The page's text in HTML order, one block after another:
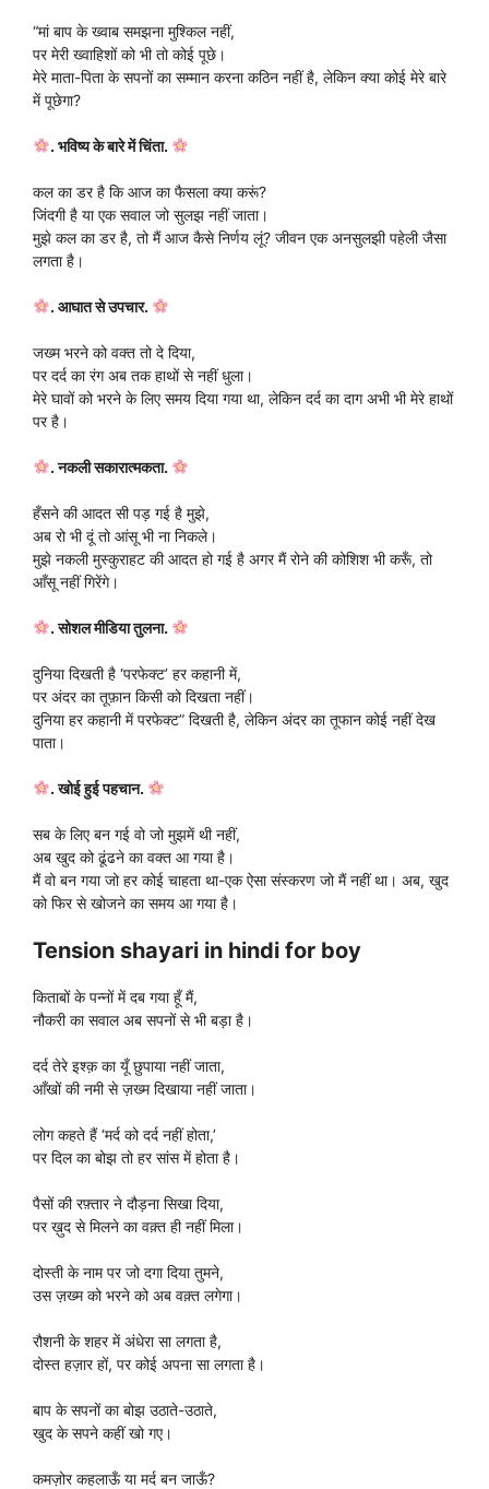
“मां बाप के ख्वाब समझना मुश्किल नहीं,
पर मेरी ख्वाहिशों को भी तो कोई पूछे।
मेरे माता-पिता के सपनों का सम्मान करना कठिन नहीं है, लेकिन क्या कोई मेरे बारे
में पूछेगा?
. भविष्य के बारे में चिंता.
कल का डर है कि आज का फैसला क्या करूं?
जिंदगी है या एक सवाल जो सुलझ नहीं जाता।
मुझे कल का डर है, तो मैं आज कैसे निर्णय लूं? जीवन एक अनसुलझी पहेली जैसा
लगता है।
. आघात से उपचार.
जख्म भरने को वक्त तो दे दिया,
पर दर्द का रंग अब तक हाथों से नहीं धुला।
मेरे घावों को भरने के लिए समय दिया गया था, लेकिन दर्द का दाग अभी भी मेरे हाथों
पर है।
. नकली सकारात्मकता.
हँसने की आदत सी पड़ गई है मुझे,
अब रो भी दूं तो आंसू भी ना निकले।
मुझे नकली मुस्कुराहट की आदत हो गई है अगर मैं रोने की कोशिश भी करूँ, तो
आँसू नहीं गिरेंगे।
. सोशल मीडिया तुलना.
दुनिया दिखती है ‘परफेक्ट’ हर कहानी में,
पर अंदर का तूफ़ान किसी को दिखता नहीं।
दुनिया हर कहानी में परफेक्ट” दिखती है, लेकिन अंदर का तूफान कोई नहीं देख
पाता।
. खोई हुई पहचान.
सब के लिए बन गई वो जो मुझमें थी नहीं,
अब खुद को ढूंढने का वक्त आ गया है।
मैं वो बन गया जो हर कोई चाहता था-एक ऐसा संस्करण जो मैं नहीं था। अब, खुद
को फिर से खोजने का समय आ गया है।
Tension shayari in hindi for boy
किताबों के पन्नों में दब गया हूँ मैं,
नौकरी का सवाल अब सपनों से भी बड़ा है।
दर्द तेरे इश्क़ का यूँ छुपाया नहीं जाता,
आँखों की नमी से ज़ख्म दिखाया नहीं जाता।
लोग कहते हैं ‘मर्द को दर्द नहीं होता,’
पर दिल का बोझ तो हर सांस में होता है।
पैसों की रफ़्तार ने दौड़ना सिखा दिया,
पर ख़ुद से मिलने का वक़्त ही नहीं मिला।
दोस्ती के नाम पर जो दगा दिया तुमने,
उस ज़ख्म को भरने को अब वक़्त लगेगा।
रौशनी के शहर में अंधेरा सा लगता है,
दोस्त हज़ार हों, पर कोई अपना सा लगता है।
बाप के सपनों का बोझ उठाते-उठाते,
खुद के सपने कहीं खो गए।
कमज़ोर कहलाऊँ या मर्द बन जाऊँ?